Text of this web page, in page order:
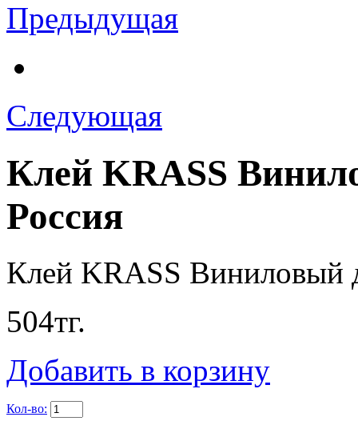
Предыдущая
Следующая
Клей KRASS
Россия
Клей KRASS Виниловый
504тг.
Добавить в корзину
Кол-во: